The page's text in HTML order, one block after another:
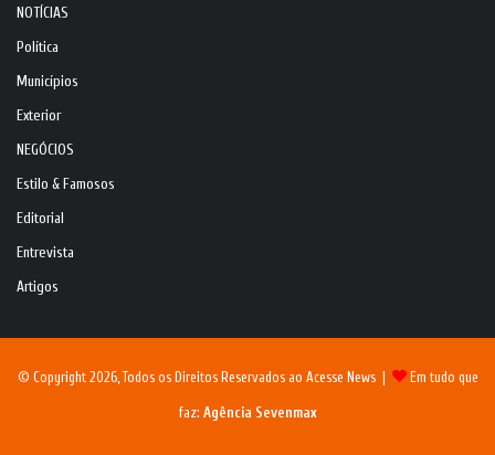
NOTÍCIAS
Política
Municípios
Exterior
NEGÓCIOS
Estilo & Famosos
Editorial
Entrevista
Artigos
© Copyright 2026, Todos os Direitos Reservados ao Acesse News | Em tudo que
faz: Agência Sevenmax